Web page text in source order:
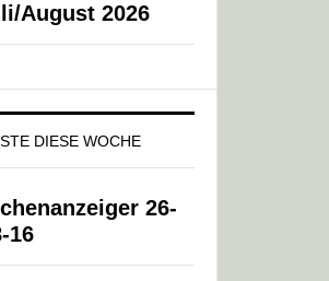
August 2026
DIESE WOCHE
26-
16